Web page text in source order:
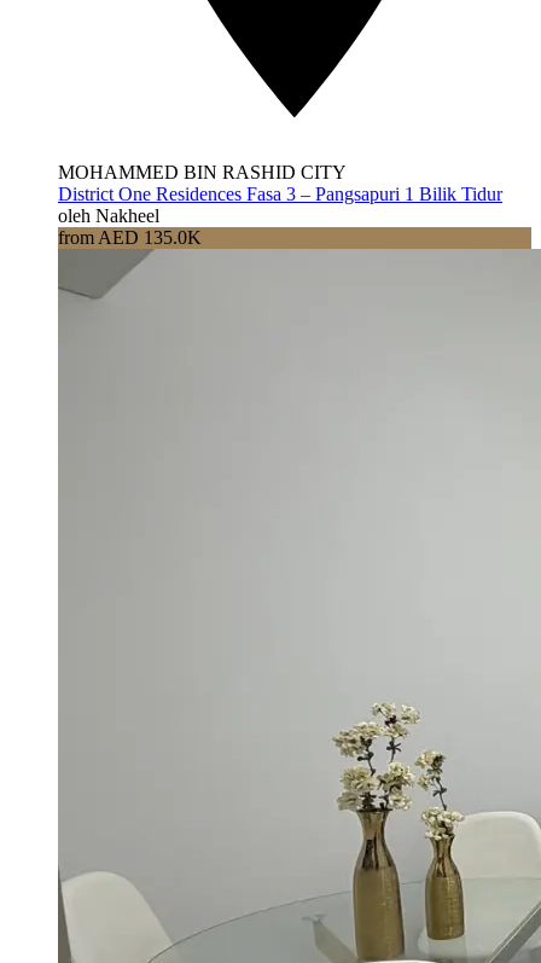
MOHAMMED BIN RASHID CITY
District One Residences Fasa 3 – Pangsapuri 1 Bilik Tidur
oleh Nakheel
from AED 135.0K